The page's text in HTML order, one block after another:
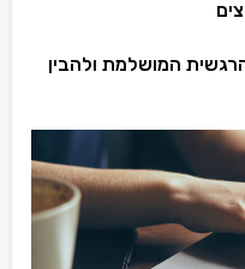
המושלמת ולהבין